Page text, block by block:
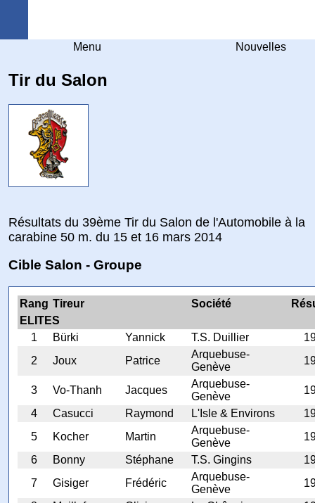
Menu Nouvelles
Tir du Salon
Résultats du 39ème Tir du Salon de l'Automobile à la
carabine 50 m. du 15 et 16 mars 2014
Cible Salon - Groupe
Rang Tireur Société
ELITES
1
Bürki Yannick T.S. Duillier
2
Joux Patrice
Arquebuse-
Genève
3 Vo-Thanh Jacques
Arquebuse-
Genève
4
Casucci Raymond L'Isle & Environs
5
Kocher Martin
Arquebuse-
Genève
6
Bonny Stéphane T.S. Gingins
7
Gisiger Frédéric
Arquebuse-
Genève